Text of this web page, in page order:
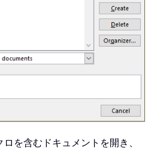
を含むドキュメントを開き、